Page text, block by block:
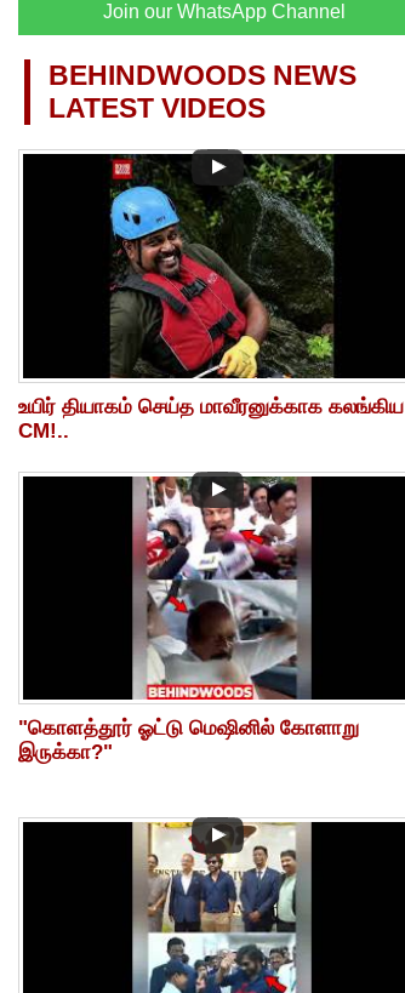
Join our WhatsApp Channel
BEHINDWOODS NEWS
LATEST VIDEOS
உயிர் தியாகம் செய்த மாவீரனுக்காக கலங்கிய
CM!..
"கொளத்தூர் ஓட்டு மெஷினில் கோளாறு
இருக்கா?"